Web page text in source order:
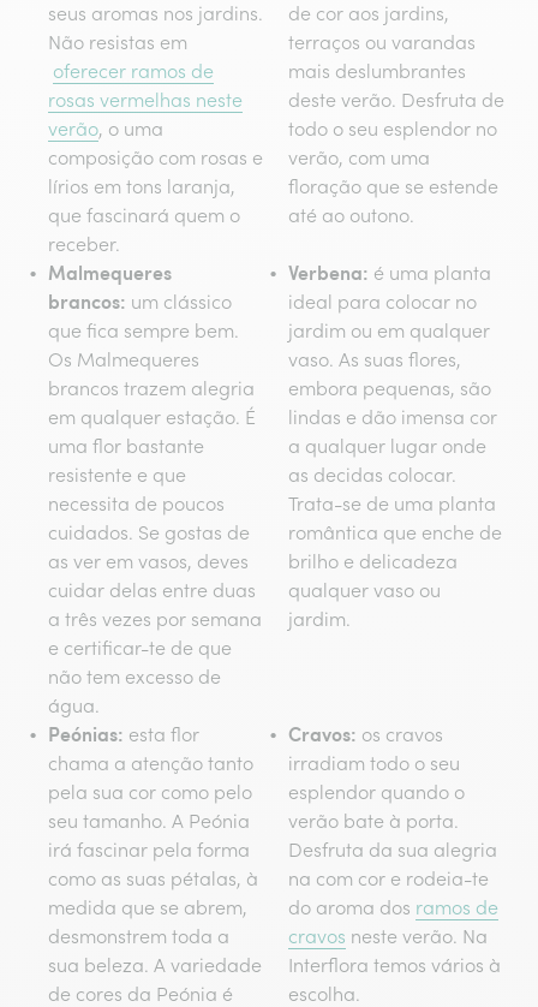
seus aromas nos jardins.
Não resistas em
oferecer ramos de
rosas vermelhas neste
verão, o uma
composição com rosas e
lírios em tons laranja,
que fascinará quem o
receber.
de cor aos jardins,
terraços ou varandas
mais deslumbrantes
deste verão. Desfruta de
todo o seu esplendor no
verão, com uma
floração que se estende
até ao outono.
Malmequeres
brancos: um clássico
que fica sempre bem.
Os Malmequeres
brancos trazem alegria
em qualquer estação. É
uma flor bastante
resistente e que
necessita de poucos
cuidados. Se gostas de
as ver em vasos, deves
cuidar delas entre duas
a três vezes por semana
e certificar-te de que
não tem excesso de
água.
Verbena: é uma planta
ideal para colocar no
jardim ou em qualquer
vaso. As suas flores,
embora pequenas, são
lindas e dão imensa cor
a qualquer lugar onde
as decidas colocar.
Trata-se de uma planta
romântica que enche de
brilho e delicadeza
qualquer vaso ou
jardim.
Peónias: esta flor
chama a atenção tanto
pela sua cor como pelo
seu tamanho. A Peónia
irá fascinar pela forma
como as suas pétalas, à
medida que se abrem,
desmonstrem toda a
sua beleza. A variedade
de cores da Peónia é
Cravos: os cravos
irradiam todo o seu
esplendor quando o
verão bate à porta.
Desfruta da sua alegria
na com cor e rodeia-te
do aroma dos ramos de
cravos neste verão. Na
Interflora temos vários à
escolha.